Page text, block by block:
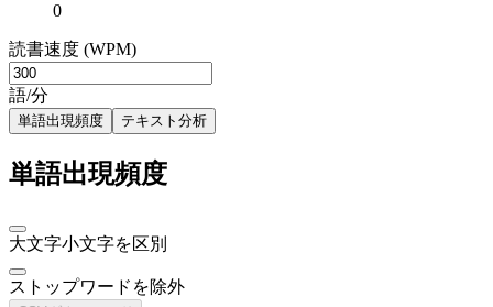
0
読書速度 (WPM)
語/分
単語出現頻度 テキスト分析
単語出現頻度
大文字小文字を区別
ストップワードを除外